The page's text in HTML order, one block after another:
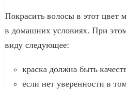
Покрасить волосы в этот цвет
в домашних условиях. При
виду следующее:
краска должна быть
если нет уверенности в